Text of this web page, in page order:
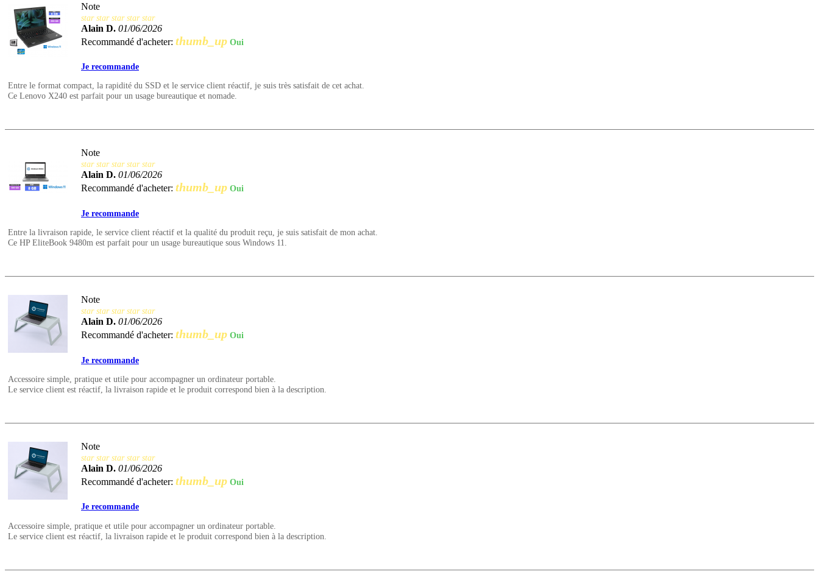
Note
star star star star star
Alain D. 01/06/2026
Recommandé d'acheter: thumb_up Oui
Je recommande
Entre le format compact, la rapidité du SSD et le service client réactif, je suis très satisfait de cet achat.
Ce Lenovo X240 est parfait pour un usage bureautique et nomade.
Note
star star star star star
Alain D. 01/06/2026
Recommandé d'acheter: thumb_up Oui
Je recommande
Entre la livraison rapide, le service client réactif et la qualité du produit reçu, je suis satisfait de mon achat.
Ce HP EliteBook 9480m est parfait pour un usage bureautique sous Windows 11.
Note
star star star star star
Alain D. 01/06/2026
Recommandé d'acheter: thumb_up Oui
Je recommande
Accessoire simple, pratique et utile pour accompagner un ordinateur portable.
Le service client est réactif, la livraison rapide et le produit correspond bien à la description.
Note
star star star star star
Alain D. 01/06/2026
Recommandé d'acheter: thumb_up Oui
Je recommande
Accessoire simple, pratique et utile pour accompagner un ordinateur portable.
Le service client est réactif, la livraison rapide et le produit correspond bien à la description.